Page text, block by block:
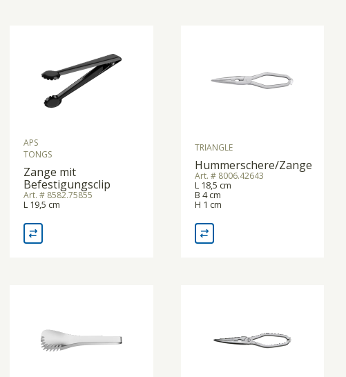
APS
TONGS
Zange mit
Befestigungsclip
Art. # 8582.75855
L 19,5 cm
TRIANGLE
Hummerschere/Zange
Art. # 8006.42643
L 18,5 cm
B 4 cm
H 1 cm